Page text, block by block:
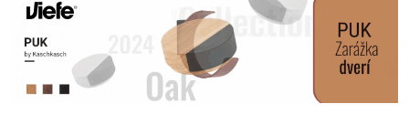
p